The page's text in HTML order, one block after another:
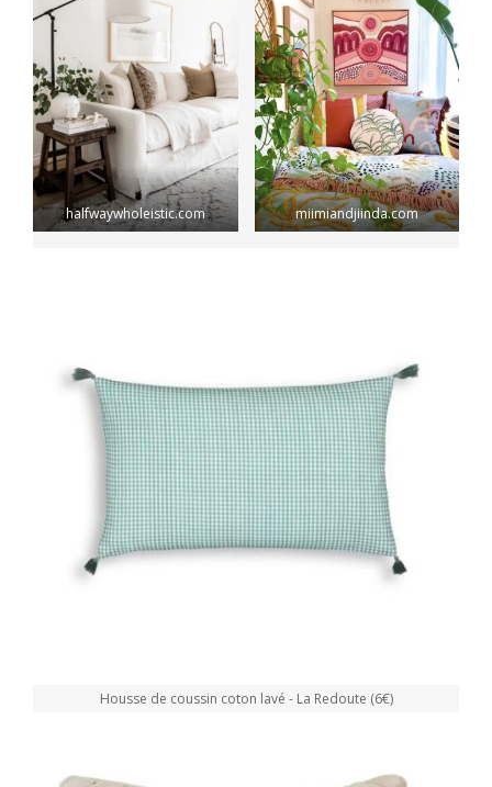
halfwaywholeistic.com miimiandjiinda.com
Housse de coussin coton lavé - La Redoute (6€)